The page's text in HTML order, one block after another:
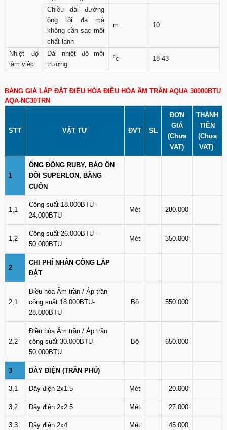
Chiều dài đường
ống tối đa mà
không cần sạc môi
chất lạnh
m 10
Nhiệt độ
làm việc
Dải nhiệt độ môi
trường
⁰c 18-43
BẢNG GIÁ LẮP ĐẶT ĐIỀU HÒA ĐIỀU HÒA ÂM TRẦN AQUA 30000BTU
AQA-NC30TRN
STT VẬT TƯ ĐVT SL
ĐƠN
GIÁ
(Chưa
VAT)
THÀNH
TIỀN
(Chưa
VAT)
1
ỐNG ĐỒNG RUBY, BẢO ÔN
ĐÔI SUPERLON, BĂNG
CUỐN
1,1
Công suất 18.000BTU -
24.000BTU
Mét 280.000
1,2
Công suất 26.000BTU -
50.000BTU
Mét 350.000
2
CHI PHÍ NHÂN CÔNG LẮP
ĐẶT
2,1
Điều hòa Âm trần / Áp trần
công suất 18.000BTU-
28.000BTU
Bộ 550.000
2,2
Điều hòa Âm trần / Áp trần
công suất 30.000BTU-
50.000BTU
Bộ 650.000
3 DÂY ĐIỆN (TRẦN PHÚ)
3,1 Dây điện 2x1.5 Mét 20.000
3,2 Dây điện 2x2.5 Mét 27.000
3,3 Dây điện 2x4 Mét 45.000